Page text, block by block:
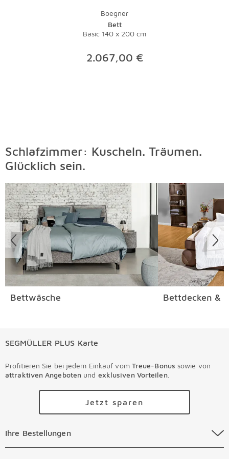
Investition, die sich gerade bei hochwertigen Teppichen
Boegner
Bett
Basic 140 x 200 cm
2.067,00 €
Schlafzimmer: Kuscheln. Träumen.
Glücklich sein.
Überspringen
Bettwäsche Bettdecken &
SEGMÜLLER PLUS Karte
Profitieren Sie bei jedem Einkauf vom Treue-Bonus sowie von
attraktiven Angeboten und exklusiven Vorteilen.
Jetzt sparen
Ihre Bestellungen Überspringen
Ihre Bestellungen